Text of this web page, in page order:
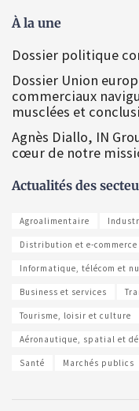
À la une
Dossier politique
Dossier Union
commerciaux
musclées et
Agnès Diallo, IN
cœur de notre
Actualités des
Agroalimentaire
Distribution et e-commerce
Informatique, télécom et
Business et services
Tourisme, loisir et culture
Aéronautique, spatial et
Santé Marchés publics